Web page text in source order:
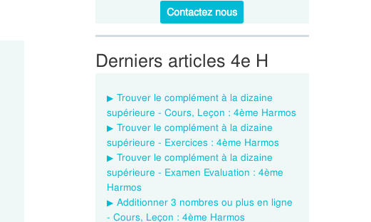
Contactez nous
Derniers articles 4e H
Trouver le complément à la dizaine
supérieure - Cours, Leçon : 4ème Harmos
Trouver le complément à la dizaine
supérieure - Exercices : 4ème Harmos
Trouver le complément à la dizaine
supérieure - Examen Evaluation : 4ème
Harmos
Additionner 3 nombres ou plus en ligne
- Cours, Leçon : 4ème Harmos